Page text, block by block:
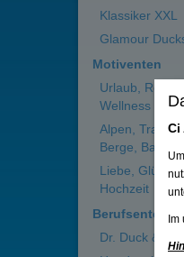
Klassiker XXL
Glamour
Motiventen
Urlaub, Reisen,
Wellness
Alpen,
Berge, Bayern
Liebe, Glück,
Hochzeit
Berufsenten
Dr. Duck & Co.
Ci